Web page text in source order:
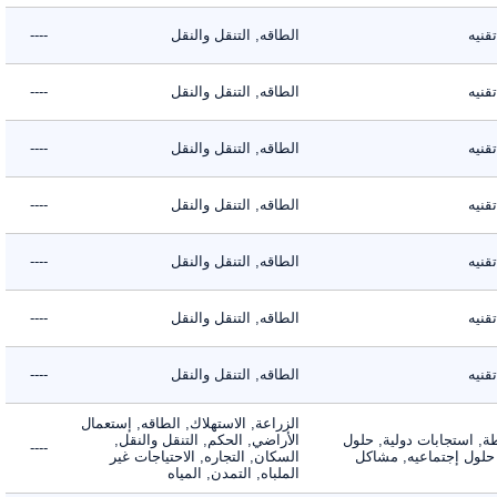
الطاقه, التنقل والنقل ----
الطاقه, التنقل والنقل ----
الطاقه, التنقل والنقل ----
الطاقه, التنقل والنقل ----
الطاقه, التنقل والنقل ----
الطاقه, التنقل والنقل ----
الطاقه, التنقل والنقل ----
استجابات دولية, حلول
إجتماعيه, مشاكل
الزراعة, الاستهلاك, الطاقه, إستعمال
الأراضي, الحكم, التنقل والنقل,
السكان, التجاره, الاحتياجات غير
الملباه, التمدن, المياه
----